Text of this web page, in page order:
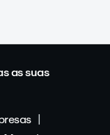
as suas